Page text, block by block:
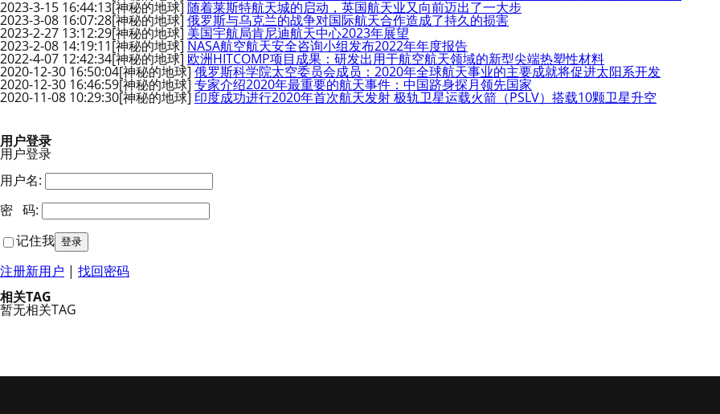
2023-3-15 16:44:13[神秘的地球] 随着莱斯特航天城的启动，英国航天业又向前迈出了一大步
2023-3-08 16:07:28[神秘的地球] 俄罗斯与乌克兰的战争对国际航天合作造成了持久的损害
2023-2-27 13:12:29[神秘的地球] 美国宇航局肯尼迪航天中心2023年展望
2023-2-08 14:19:11[神秘的地球] NASA航空航天安全咨询小组发布2022年年度报告
2022-4-07 12:42:34[神秘的地球] 欧洲HITCOMP项目成果：研发出用于航空航天领域的新型尖端热塑性材料
2020-12-30 16:50:04[神秘的地球] 俄罗斯科学院太空委员会成员：2020年全球航天事业的主要成就将促进太阳系开发
2020-12-30 16:46:59[神秘的地球] 专家介绍2020年最重要的航天事件：中国跻身探月领先国家
2020-11-08 10:29:30[神秘的地球] 印度成功进行2020年首次航天发射 极轨卫星运载火箭（PSLV）搭载10颗卫星升空
用户登录
用户登录
用户名:
密 码:
记住我
注册新用户 | 找回密码
相关TAG
暂无相关TAG